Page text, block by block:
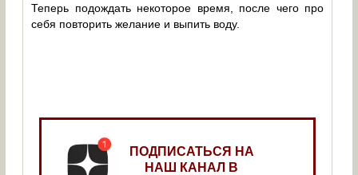
Теперь подождать некоторое время, после чего про
себя повторить желание и выпить воду.
ПОДПИСАТЬСЯ НА
НАШ КАНАЛ В